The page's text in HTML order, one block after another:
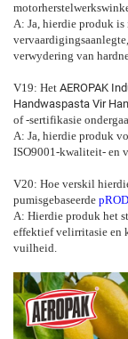
A: Ja, hierdie produk
verwydering van
V19: Het AEROPAK
Handwaspasta Vir
of -sertifikasie
A: Ja, hierdie produk
ISO9001-kwaliteit- en
V20: Hoe verskil
pumisgebaseerde
A: Hierdie produk het
effektief velirritasie en
vuilheid.